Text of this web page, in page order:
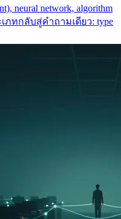
neural network, algorithm
ภทกลับสู่คำถามเดียว: type